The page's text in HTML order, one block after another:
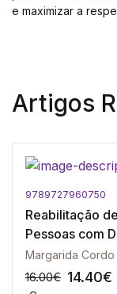
e maximizar a
Artigos
9789727960750
Reabilitação de
Pessoas com
Mental
Margarida Cordo
16.00€ 14.40€